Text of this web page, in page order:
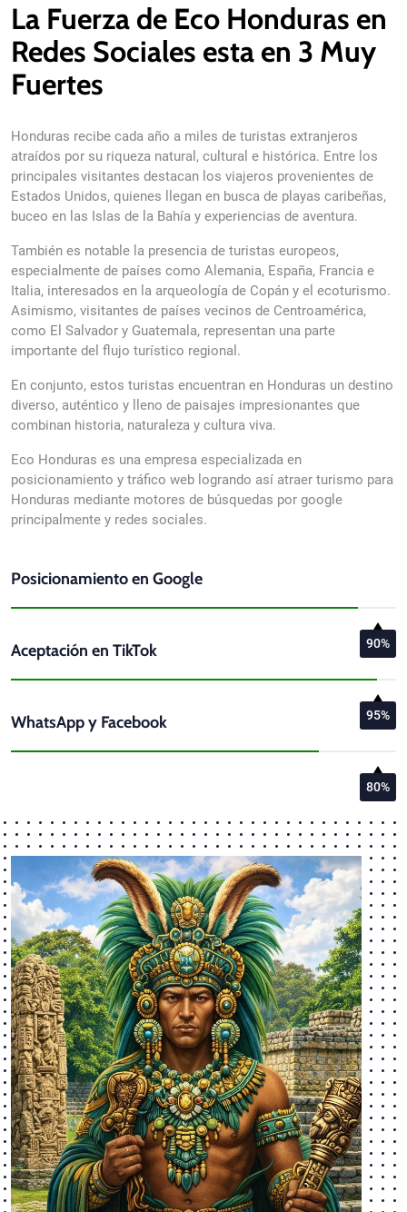
La Fuerza de Eco Honduras en
Redes Sociales esta en 3 Muy
Fuertes
Honduras recibe cada año a miles de turistas extranjeros
atraídos por su riqueza natural, cultural e histórica. Entre los
principales visitantes destacan los viajeros provenientes de
Estados Unidos, quienes llegan en busca de playas caribeñas,
buceo en las Islas de la Bahía y experiencias de aventura.
También es notable la presencia de turistas europeos,
especialmente de países como Alemania, España, Francia e
Italia, interesados en la arqueología de Copán y el ecoturismo.
Asimismo, visitantes de países vecinos de Centroamérica,
como El Salvador y Guatemala, representan una parte
importante del flujo turístico regional.
En conjunto, estos turistas encuentran en Honduras un destino
diverso, auténtico y lleno de paisajes impresionantes que
combinan historia, naturaleza y cultura viva.
Eco Honduras es una empresa especializada en
posicionamiento y tráfico web logrando así atraer turismo para
Honduras mediante motores de búsquedas por google
principalmente y redes sociales.
Posicionamiento en Google
90%
Aceptación en TikTok
95%
WhatsApp y Facebook
80%